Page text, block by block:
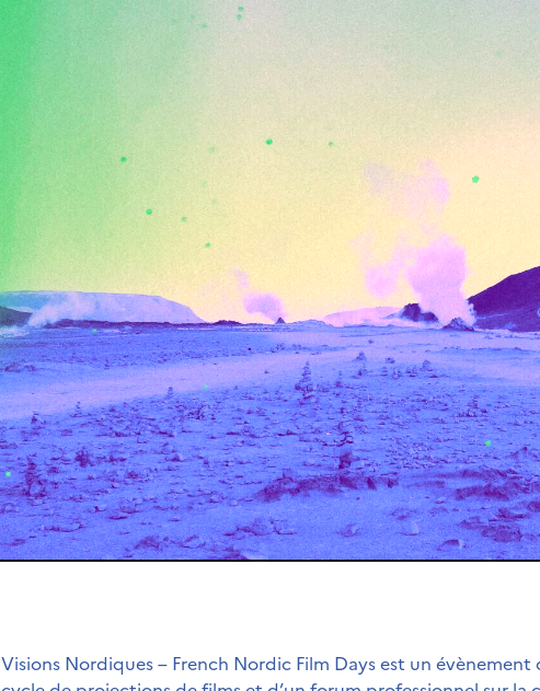
Visions Nordiques – French Nordic Film Days est un